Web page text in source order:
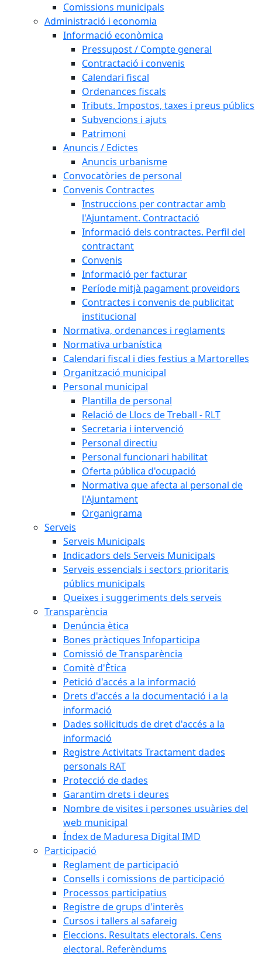
Comissions municipals
Administració i economia
Informació econòmica
Pressupost / Compte general
Contractació i convenis
Calendari fiscal
Ordenances fiscals
Tributs. Impostos, taxes i preus públics
Subvencions i ajuts
Patrimoni
Anuncis / Edictes
Anuncis urbanisme
Convocatòries de personal
Convenis Contractes
Instruccions per contractar amb
l'Ajuntament. Contractació
Informació dels contractes. Perfil del
contractant
Convenis
Informació per facturar
Període mitjà pagament proveïdors
Contractes i convenis de publicitat
institucional
Normativa, ordenances i reglaments
Normativa urbanística
Calendari fiscal i dies festius a Martorelles
Organització municipal
Personal municipal
Plantilla de personal
Relació de Llocs de Treball - RLT
Secretaria i intervenció
Personal directiu
Personal funcionari habilitat
Oferta pública d'ocupació
Normativa que afecta al personal de
l'Ajuntament
Organigrama
Serveis
Serveis Municipals
Indicadors dels Serveis Municipals
Serveis essencials i sectors prioritaris
públics municipals
Queixes i suggeriments dels serveis
Transparència
Denúncia ètica
Bones pràctiques Infoparticipa
Comissió de Transparència
Comitè d'Ètica
Petició d'accés a la informació
Drets d'accés a la documentació i a la
informació
Dades sol·licituds de dret d'accés a la
informació
Registre Activitats Tractament dades
personals RAT
Protecció de dades
Garantim drets i deures
Nombre de visites i persones usuàries del
web municipal
Índex de Maduresa Digital IMD
Participació
Reglament de participació
Consells i comissions de participació
Processos participatius
Registre de grups d'interès
Cursos i tallers al safareig
Eleccions. Resultats electorals. Cens
electoral. Referèndums